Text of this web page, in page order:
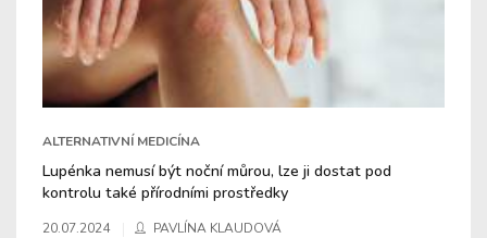
ALTERNATIVNÍ MEDICÍNA
Lupénka nemusí být noční můrou, lze ji dostat pod
kontrolu také přírodními prostředky
20.07.2024 PAVLÍNA KLAUDOVÁ